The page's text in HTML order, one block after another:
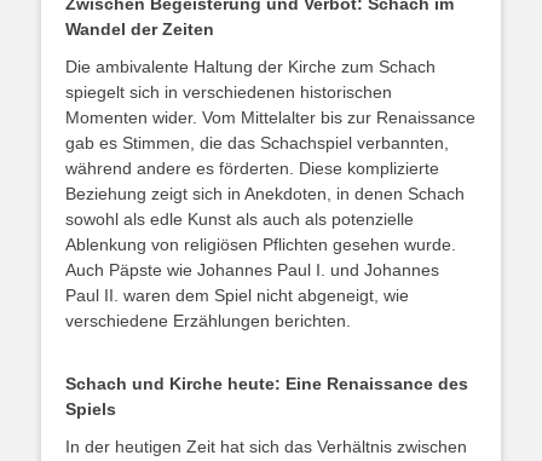
Wandel der Zeiten
Die ambivalente Haltung der Kirche zum Schach
spiegelt sich in verschiedenen historischen
Momenten wider. Vom Mittelalter bis zur Renaissance
gab es Stimmen, die das Schachspiel verbannten,
während andere es förderten. Diese komplizierte
Beziehung zeigt sich in Anekdoten, in denen Schach
sowohl als edle Kunst als auch als potenzielle
Ablenkung von religiösen Pflichten gesehen wurde.
Auch Päpste wie Johannes Paul I. und Johannes
Paul II. waren dem Spiel nicht abgeneigt, wie
verschiedene Erzählungen berichten.
Schach und Kirche heute: Eine Renaissance des
Spiels
In der heutigen Zeit hat sich das Verhältnis zwischen